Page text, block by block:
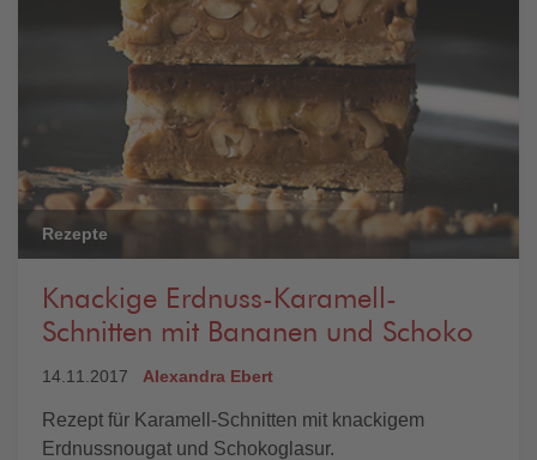
Rezepte
Knackige Erdnuss-Karamell-
Schnitten mit Bananen und Schoko
14.11.2017 Alexandra Ebert
Rezept für Karamell-Schnitten mit knackigem
Erdnussnougat und Schokoglasur.